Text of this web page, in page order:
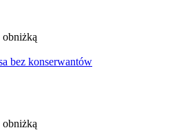
obniżką
bez konserwantów
obniżką